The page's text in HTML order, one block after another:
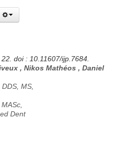
doi : 10.11607/ijp.7684.
, Nikos Mathéos , Daniel
MS,
Dent